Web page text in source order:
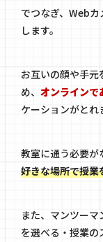
でつなぎ、Web
します。
お互いの顔や手
め、 オンラインで
ケーションがとれ
教室に通う必要が
好きな場所で授業
また、マンツー
を選べる・授業